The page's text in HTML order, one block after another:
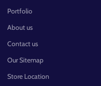
Portfolio
About us
Contact us
Our Sitemap
Store Location